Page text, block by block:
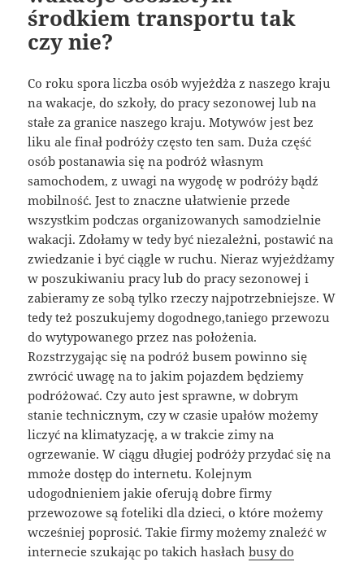
środkiem transportu tak
czy nie?
Co roku spora liczba osób wyjeżdża z naszego kraju
na wakacje, do szkoły, do pracy sezonowej lub na
stałe za granice naszego kraju. Motywów jest bez
liku ale finał podróży często ten sam. Duża część
osób postanawia się na podróż własnym
samochodem, z uwagi na wygodę w podróży bądź
mobilność. Jest to znaczne ułatwienie przede
wszystkim podczas organizowanych samodzielnie
wakacji. Zdołamy w tedy być niezależni, postawić na
zwiedzanie i być ciągle w ruchu. Nieraz wyjeżdżamy
w poszukiwaniu pracy lub do pracy sezonowej i
zabieramy ze sobą tylko rzeczy najpotrzebniejsze. W
tedy też poszukujemy dogodnego,taniego przewozu
do wytypowanego przez nas położenia.
Rozstrzygając się na podróż busem powinno się
zwrócić uwagę na to jakim pojazdem będziemy
podróżować. Czy auto jest sprawne, w dobrym
stanie technicznym, czy w czasie upałów możemy
liczyć na klimatyzację, a w trakcie zimy na
ogrzewanie. W ciągu długiej podróży przydać się na
mmoże dostęp do internetu. Kolejnym
udogodnieniem jakie oferują dobre firmy
przewozowe są foteliki dla dzieci, o które możemy
wcześniej poprosić. Takie firmy możemy znaleźć w
internecie szukając po takich hasłachbusy do